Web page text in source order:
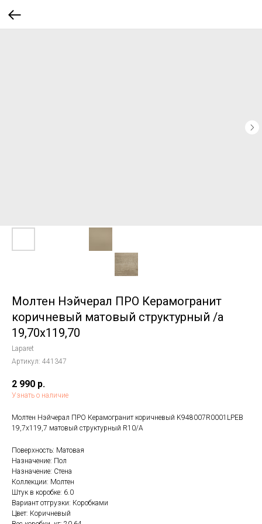
Молтен Нэйчерал ПРО Керамогранит
коричневый матовый структурный /a
19,70x119,70
Laparet
Артикул: 441347
2 990 р.
Узнать о наличие
Молтен Нэйчерал ПРО Керамогранит коричневый K948007R0001LPEB
19,7х119,7 матовый структурный R10/A
Поверхность: Матовая
Назначение: Пол
Назначение: Стена
Коллекции: Молтен
Штук в коробке: 6.0
Вариант отгрузки: Коробками
Цвет: Коричневый